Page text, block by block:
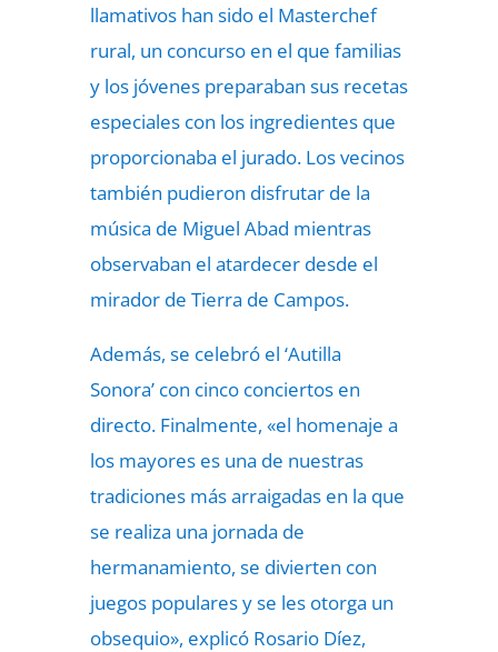
llamativos han sido el Masterchef
rural, un concurso en el que familias
y los jóvenes preparaban sus recetas
especiales con los ingredientes que
proporcionaba el jurado. Los vecinos
también pudieron disfrutar de la
música de Miguel Abad mientras
observaban el atardecer desde el
mirador de Tierra de Campos.
Además, se celebró el ‘Autilla
Sonora’ con cinco conciertos en
directo. Finalmente, «el homenaje a
los mayores es una de nuestras
tradiciones más arraigadas en la que
se realiza una jornada de
hermanamiento, se divierten con
juegos populares y se les otorga un
obsequio», explicó Rosario Díez,